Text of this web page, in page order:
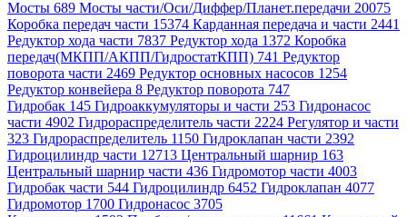
Мосты 689 Мосты части/Оси/Диффер/Планет.передачи 20075
Коробка передач части 15374 Карданная передача и части 2441
Редуктор хода части 7837 Редуктор хода 1372 Коробка
передач(МКПП/АКПП/ГидростатКПП) 741 Редуктор
поворота части 2469 Редуктор основных насосов 1254
Редуктор конвейера 8 Редуктор поворота 747
Гидробак 145 Гидроаккумуляторы и части 253 Гидронасос
части 4902 Гидрораспределитель части 2224 Регулятор и части
323 Гидрораспределитель 1150 Гидроклапан части 2392
Гидроцилиндр части 12713 Центральный шарнир 163
Центральный шарнир части 436 Гидромотор части 4003
Гидробак части 544 Гидроцилиндр 6452 Гидроклапан 4077
Гидромотор 1700 Гидронасос 3705